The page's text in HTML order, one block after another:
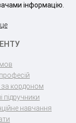
інформацію.
за кордоном
підручники
навчання